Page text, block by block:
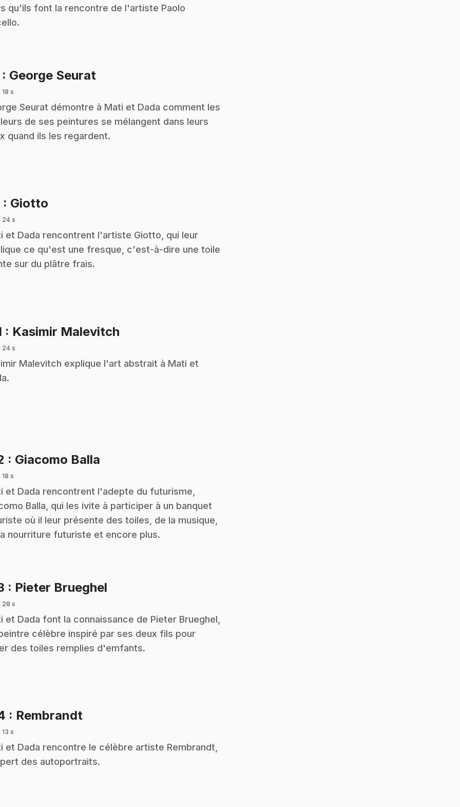
qu'ils font la rencontre de l'artiste Paolo
: George Seurat.
18 s
Seurat démontre à Mati et Dada comment les
de ses peintures se mélangent dans leurs
quand ils les regardent.
: Giotto
24 s
et Dada rencontrent l'artiste Giotto, qui leur
ce qu'est une fresque, c'est-à-dire une toile
sur du plâtre frais.
: Kasimir Malevitch
24 s
Malevitch explique l'art abstrait à Mati et
: Giacomo Balla
18 s
et Dada rencontrent l'adepte du futurisme,
Balla, qui les ivite à participer à un banquet
où il leur présente des toiles, de la musique,
nourriture futuriste et encore plus.
: Pieter Brueghel
28 s
et Dada font la connaissance de Pieter Brueghel,
célèbre inspiré par ses deux fils pour
des toiles remplies d'emfants.
: Rembrandt.
13 s
et Dada rencontre le célèbre artiste Rembrandt,
des autoportraits.